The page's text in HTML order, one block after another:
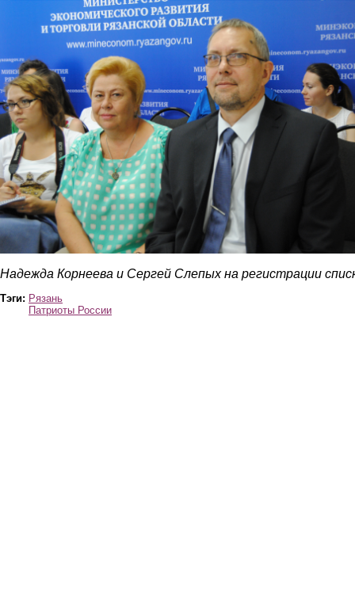
Надежда Корнеева и Сергей Слепых на регистрации
Тэги: Рязань
Патриоты России